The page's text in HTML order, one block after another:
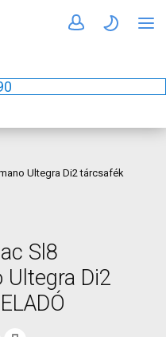
Ultegra Di2 tárcsafék
Sl8
Di2